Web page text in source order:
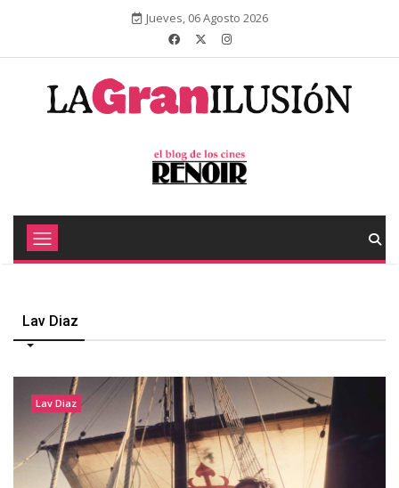
Jueves, 06 Agosto 2026
Lav Diaz
Lav Diaz